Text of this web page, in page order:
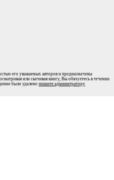
его уважаемых авторов и предназначены
или скачивая книгу, Вы обязуетесь в течении
было удалено пишите админитратору